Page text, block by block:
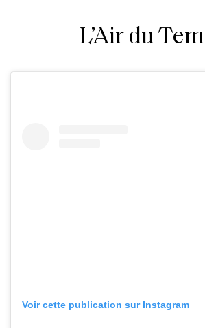
L’Air du
Voir cette publication sur Instagram